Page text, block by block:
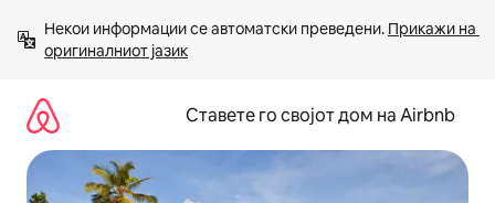
содржина
Некои информации се автоматски преведени. Прикажи на
оригиналниот јазик
Ставете го својот дом на Airbnb